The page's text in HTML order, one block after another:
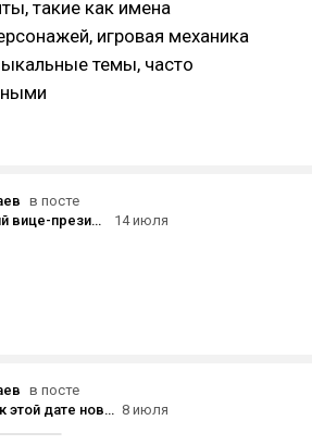
такие как имена
игровая механика
темы, часто
в посте
Бывший старший вице-президент Sony рассказал о переходе PlayStation к цифровому будущему
14 июля
в посте
Не снимать же к этой дате новый стоящий фильм?))) 8 июля